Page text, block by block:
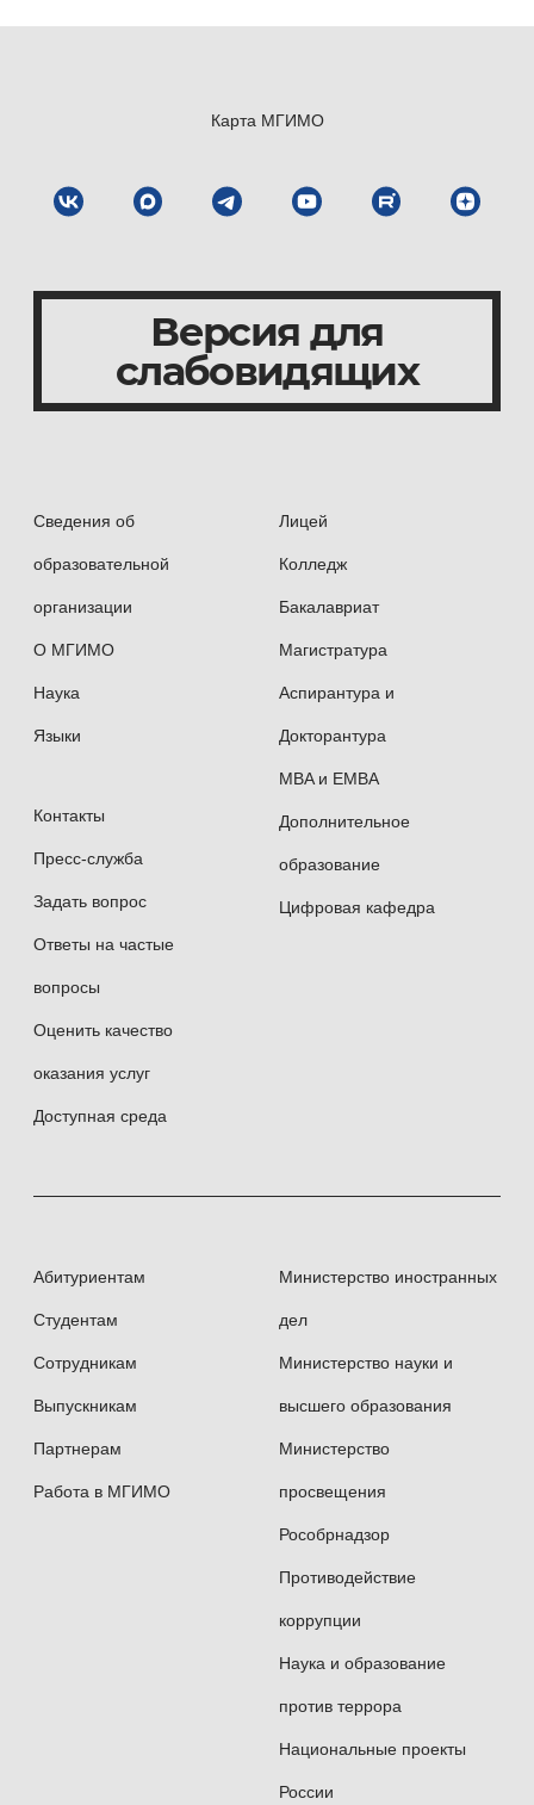
Сведения об
образовательной
организации
О МГИМО
Наука
Языки
Контакты
Пресс-служба
Задать вопрос
Ответы на частые
вопросы
Оценить качество
оказания услуг
Доступная среда
Лицей
Колледж
Бакалавриат
Магистратура
Аспирантура и
Докторантура
MBA и EMBA
Дополнительное
образование
Цифровая кафедра
Абитуриентам
Студентам
Сотрудникам
Выпускникам
Партнерам
Работа в МГИМО
Министерство иностранных
дел
Министерство науки и
высшего образования
Министерство
просвещения
Рособрнадзор
Противодействие
коррупции
Наука и образование
против террора
Национальные проекты
России
Карта МГИМО
Версия для
слабовидящих